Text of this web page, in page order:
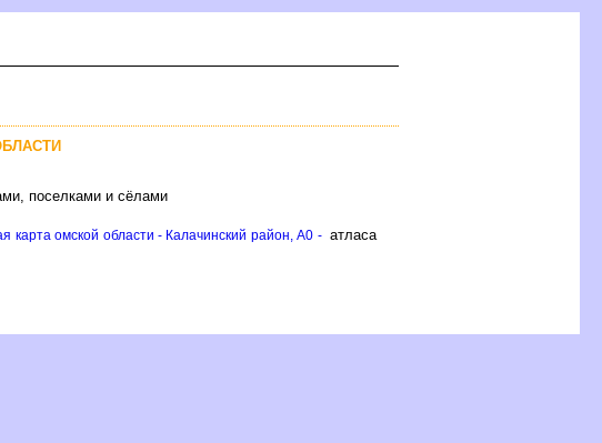
поселками и сёлами
карта омской области - Калачинский район, A0 - атласа